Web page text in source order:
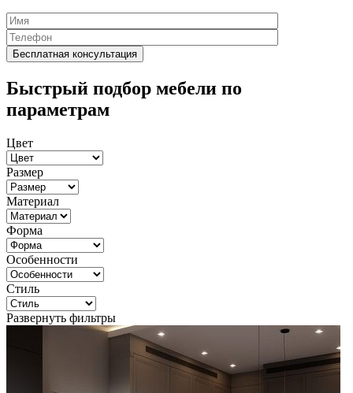
Быстрый подбор мебели по
параметрам
Цвет
Размер
Материал
Форма
Особенности
Стиль
Развернуть фильтры